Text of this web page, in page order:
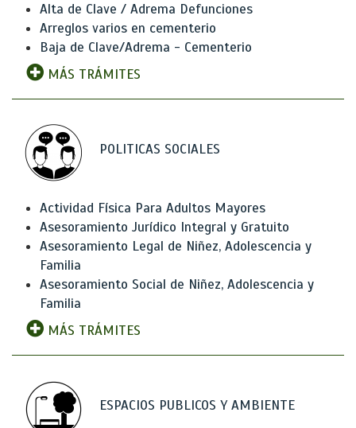
Alta de Clave / Adrema Defunciones
Arreglos varios en cementerio
Baja de Clave/Adrema - Cementerio
MÁS TRÁMITES
POLITICAS SOCIALES
Actividad Física Para Adultos Mayores
Asesoramiento Jurídico Integral y Gratuito
Asesoramiento Legal de Niñez, Adolescencia y
Familia
Asesoramiento Social de Niñez, Adolescencia y
Familia
MÁS TRÁMITES
ESPACIOS PUBLICOS Y AMBIENTE